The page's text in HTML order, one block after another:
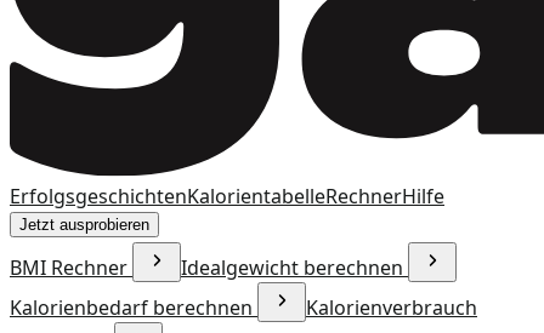
ErfolgsgeschichtenKalorientabelleRechnerHilfe
Jetzt ausprobieren
BMI Rechner
Idealgewicht berechnen
Kalorienbedarf berechnen
Kalorienverbrauch